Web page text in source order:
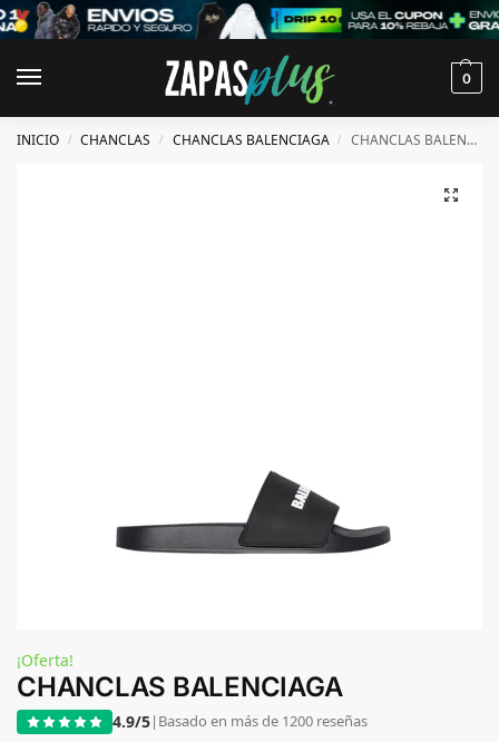
0
INICIO / CHANCLAS / CHANCLAS BALENCIAGA / CHANCLAS BALENCIAGA
¡Oferta!
CHANCLAS BALENCIAGA
4.9/5| Basado en más de 1200 reseñas